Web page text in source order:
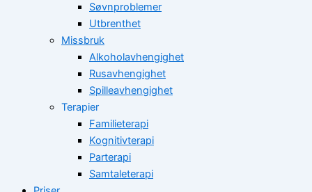
Søvnproblemer
Utbrenthet
Missbruk
Alkoholavhengighet
Rusavhengighet
Spilleavhengighet
Terapier
Familieterapi
Kognitivterapi
Parterapi
Samtaleterapi